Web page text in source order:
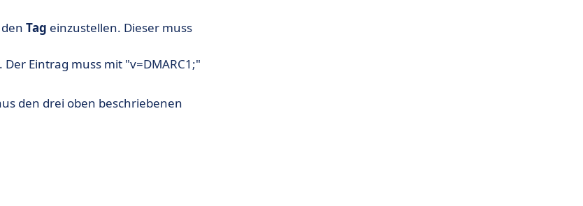
Tag einzustellen. Dieser muss
Eintrag muss mit "v=DMARC1;"
den drei oben beschriebenen